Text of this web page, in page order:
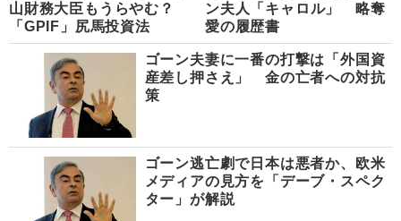
山財務大臣もうらやむ？
「GPIF」尻馬投資法
ン夫人「キャロル」 略奪
愛の履歴書
ゴーン夫妻に一番の打撃は「外国資
産差し押さえ」 金の亡者への対抗
策
ゴーン逃亡劇で日本は悪者か、欧米
メディアの見方を「デーブ・スペク
ター」が解説